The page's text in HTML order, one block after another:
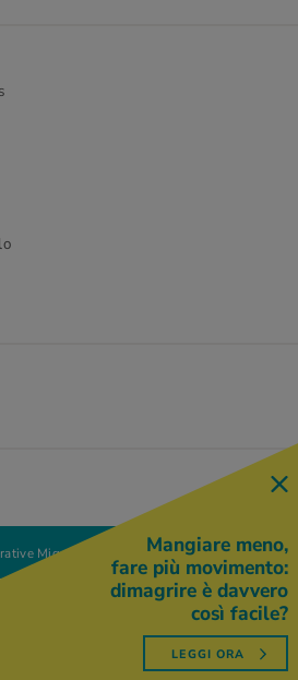
Migros
Mangiare meno,
fare più movimento:
dimagrire è davvero
così facile?
LEGGI ORA